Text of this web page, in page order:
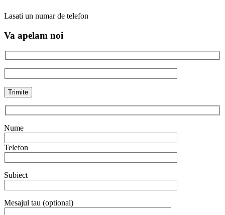
Lasati un numar de telefon
Va apelam noi
Nume
Telefon
Subiect
Mesajul tau (optional)